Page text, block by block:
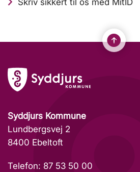
Skriv sikkert til os med MitID
Syddjurs Kommune
Lundbergsvej 2
8400 Ebeltoft
Telefon: 87 53 50 00